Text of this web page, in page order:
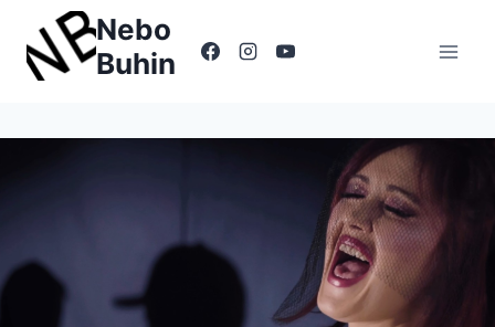
content
Nebo
Buhin